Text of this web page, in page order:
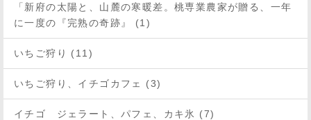
「新府の太陽と、山麓の寒暖差。桃専業農家が贈る、一年
に一度の『完熟の奇跡』 (1)
いちご狩り (11)
いちご狩り、イチゴカフェ (3)
イチゴ ジェラート、パフェ、カキ氷 (7)